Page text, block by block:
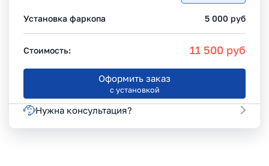
Установка фаркопа 5 000 руб
Стоимость: 11 500 руб
Оформить заказ
с установкой
Нужна консультация?